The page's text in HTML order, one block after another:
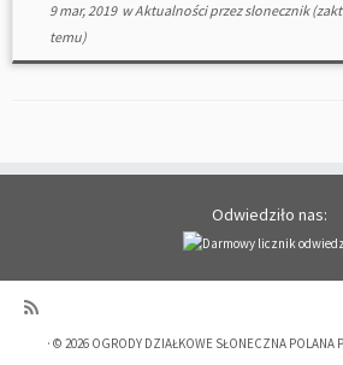
9 mar, 2019wAktualnościprzezslonecznik
temu)
Odwiedziło nas:
· © 2026 OGRODY DZIAŁKOWE SŁONECZNA POLANA